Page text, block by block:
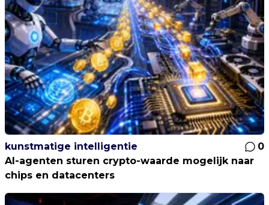
kunstmatige intelligentie
0
AI-agenten sturen crypto-waarde mogelijk naar
chips en datacenters